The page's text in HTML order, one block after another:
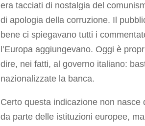
era tacciati di nostalgia del
di apologia della corruzione. Il
bene ci spiegavano tutti i
l’Europa aggiungevano. Oggi è
dire, nei fatti, al governo italiano:
nazionalizzate la banca.
Certo questa indicazione non
da parte delle istituzioni europee,